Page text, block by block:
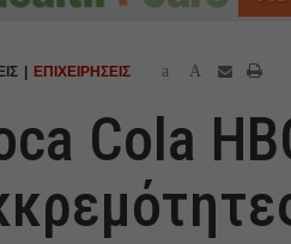
ΕΠΙΧΕΙΡΗΣΕΙΣ a A
Cola